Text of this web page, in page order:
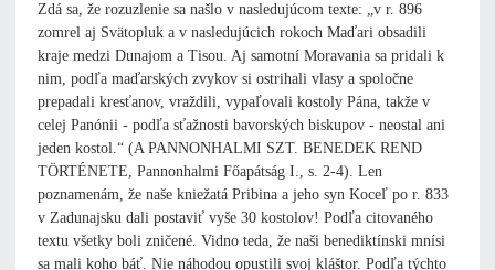
Zdá sa, že rozuzlenie sa našlo v nasledujúcom texte: „v r. 896
zomrel aj Svätopluk a v nasledujúcich rokoch Maďari obsadili
kraje medzi Dunajom a Tisou. Aj samotní Moravania sa pridali k
nim, podľa maďarských zvykov si ostrihali vlasy a spoločne
prepadali kresťanov, vraždili, vypaľovali kostoly Pána, takže v
celej Panónii - podľa sťažnosti bavorských biskupov - neostal ani
jeden kostol.“ (A PANNONHALMI SZT. BENEDEK REND
TÖRTÉNETE, Pannonhalmi Főapátság I., s. 2-4). Len
poznamenám, že naše kniežatá Pribina a jeho syn Koceľ po r. 833
v Zadunajsku dali postaviť vyše 30 kostolov! Podľa citovaného
textu všetky boli zničené. Vidno teda, že naši benediktínski mnísi
sa mali koho báť. Nie náhodou opustili svoj kláštor. Podľa týchto